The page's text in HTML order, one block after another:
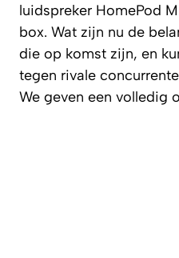
luidspreker HomePod
box. Wat zijn nu de
die op komst zijn, en
tegen rivale
We geven een volledig